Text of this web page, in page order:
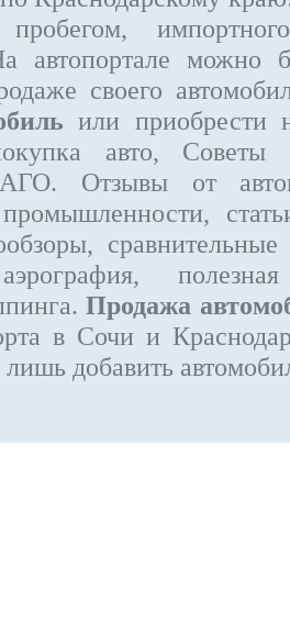
автопортале можно
своего
или приобрести
авто, Советы
Отзывы от
Продажа
в Сочи и
добавить